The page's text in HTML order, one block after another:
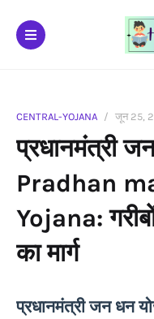
CENTRAL-YOJANA जून 25,
प्रधानमंत्री
Pradhan
Yojana:
का मार्ग
प्रधानमंत्री जन धन